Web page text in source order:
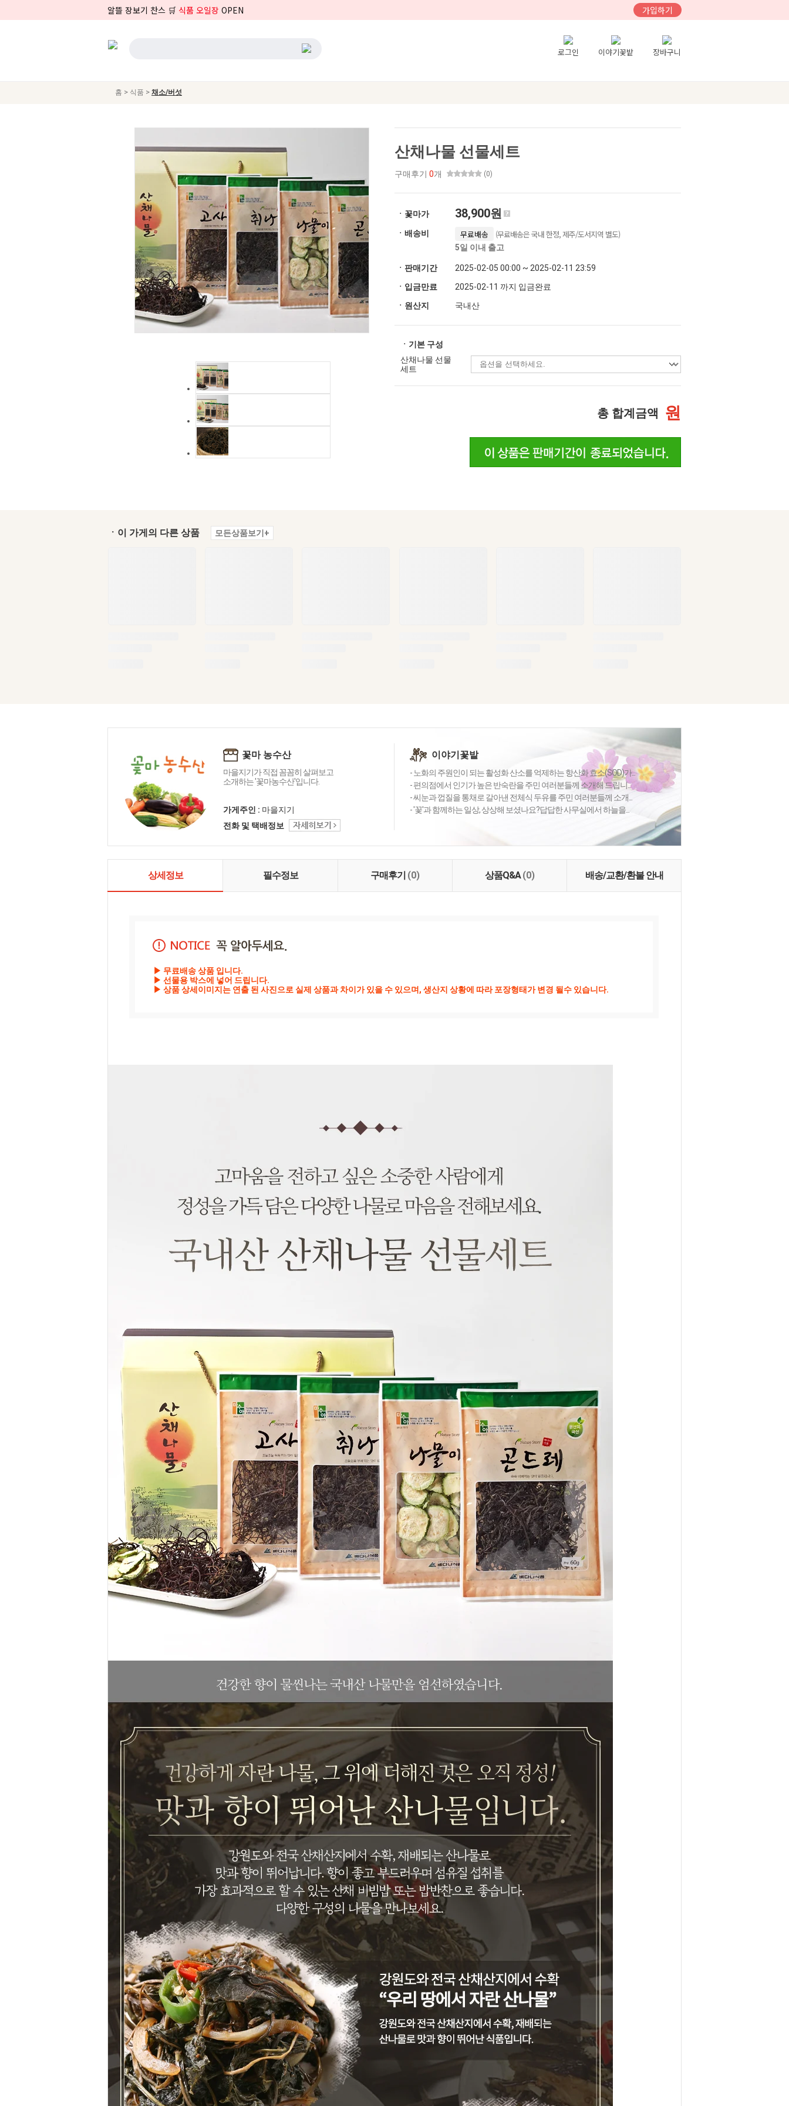
알뜰 장보기 찬스 🛒 식품 오일장 OPEN 가입하기
로그인 이야기꽃밭 장바구니
홈 > 식품 > 채소/버섯
산채나물 선물세트
구매후기 0개 (0)
ㆍ꽃마가 38,900원
ㆍ배송비 무료배송 (무료배송은 국내 한정, 제주/도서지역 별도)
5일 이내 출고
ㆍ판매기간
2025-02-05 00:00 ~ 2025-02-11 23:59
ㆍ입금만료
2025-02-11 까지 입금완료
ㆍ원산지
국내산
ㆍ기본 구성
산채나물 선물
세트
총 합계금액 원
ㆍ이 가게의 다른 상품 모든상품보기+
꽃마 농수산
마을지기가 직접 꼼꼼히 살펴보고
소개하는 '꽃마농수산'입니다.
가게주인 : 마을지기
전화 및 택배정보
이야기꽃밭
- 노화의 주원인이 되는 활성화 산소를 억제하는 항산화 효소(SOD)가...
- 편의점에서 인기가 높은 반숙란을 주민 여러분들께 소개해 드립니...
- 씨눈과 껍질을 통채로 갈아낸 전체식 두유를 주민 여러분들께 소개...
- '꽃'과 함께하는 일상, 상상해 보셨나요?답답한 사무실에서 하늘을...
상세정보 필수정보 구매후기 (0) 상품Q&A(0) 배송/교환/환불 안내
▶ 무료배송 상품 입니다.
▶ 선물용 박스에 넣어 드립니다.
▶ 상품 상세이미지는 연출 된 사진으로 실제 상품과 차이가 있을 수 있으며, 생산지 상황에 따라 포장형태가 변경 될수 있습니다.